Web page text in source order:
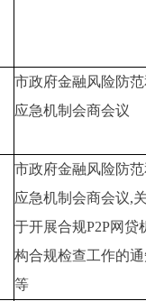
市政府金融风险防
应急机制会商会议
市政府金融风险防
应急机制会商会议,
于开展合规P2P网贷
构合规检查工作的
等